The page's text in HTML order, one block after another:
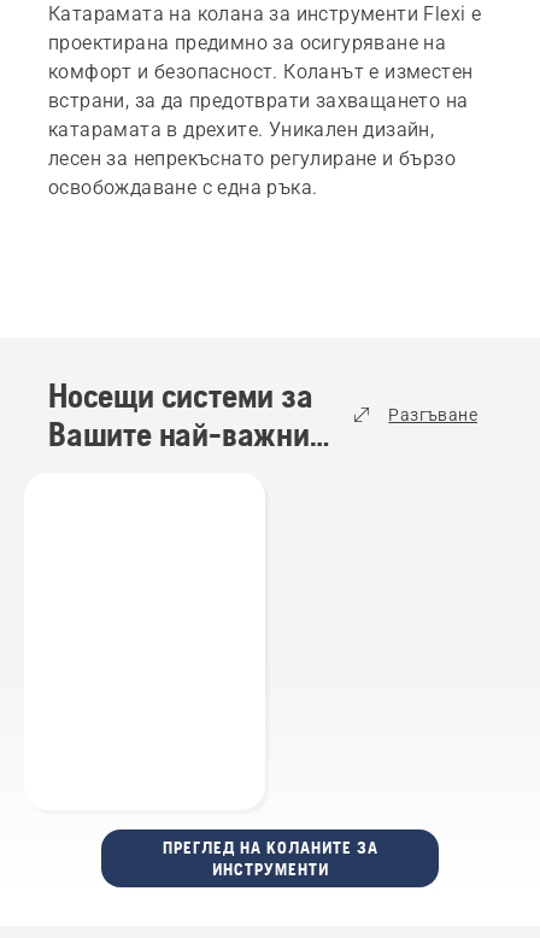
Катарамата на колана за инструменти Flexi е
проектирана предимно за осигуряване на
комфорт и безопасност. Коланът е изместен
встрани, за да предотврати захващането на
катарамата в дрехите. Уникален дизайн,
лесен за непрекъснато регулиране и бързо
освобождаване с една ръка.
Носещи системи за
Вашите най-важни
Разгъване
ПРЕГЛЕД НА КОЛАНИТЕ ЗА
ИНСТРУМЕНТИ